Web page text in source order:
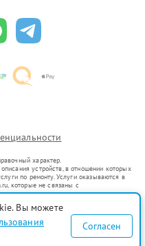
характер.
устройств, в отношении которых
по ремонту. Услуги оказываются в
которые не связаны с
представителями.
в гражданский оборот в соответствии
индивидуализации услуг или введения
о предоставляемых услугах по
офертой, определяемой
Вы можете
Согласен